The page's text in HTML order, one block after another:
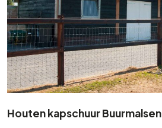
Houten kapschuur Buurmalsen